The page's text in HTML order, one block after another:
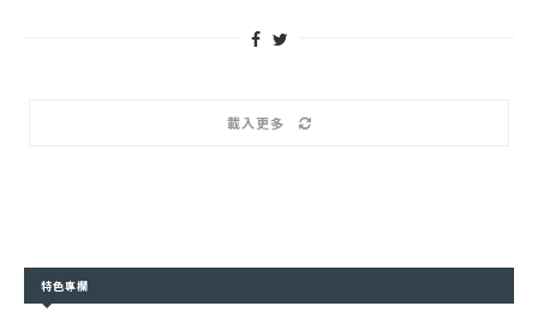
載入更多
特色專欄